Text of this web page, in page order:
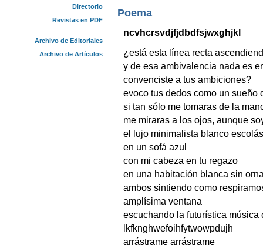
Poema
ncvhcrsvdjfjdbdfsjwxghjkl
¿está esta línea recta
y de esa ambivalencia nada es
convenciste a tus ambiciones?
evoco tus dedos como un sueño
si tan sólo me tomaras de la
me miraras a los ojos, aunque
el lujo minimalista blanco
en un sofá azul
con mi cabeza en tu regazo
en una habitación blanca sin
ambos sintiendo como
amplísima ventana
escuchando la futurística
lkfknghwefoihfytwowpdujh
arrástrame arrástrame
Directorio
Revistas en PDF
Archivo de Editoriales
Archivo de Artículos